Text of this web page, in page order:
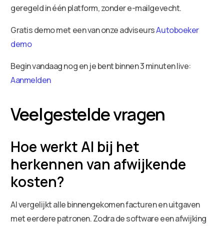
geregeld in één platform, zonder e-mailgevecht.
Gratis demo met een van onze adviseursAutoboeker
demo
Begin vandaag nog en je bent binnen 3 minuten live:
Aanmelden
Veelgestelde vragen
Hoe werkt AI bij het
herkennen van afwijkende
kosten?
AI vergelijkt alle binnengekomen facturen en uitgaven
met eerdere patronen. Zodra de software een afwijking